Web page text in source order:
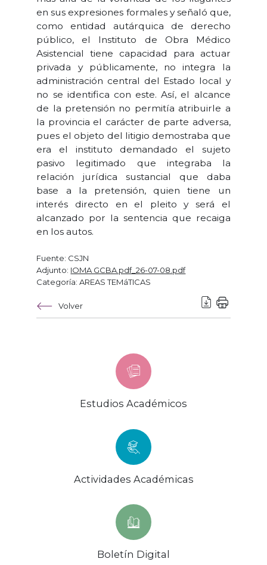
en sus expresiones formales y señaló que,
como entidad autárquica de derecho
público, el Instituto de Obra Médico
Asistencial tiene capacidad para actuar
privada y públicamente, no integra la
administración central del Estado local y
no se identifica con este. Así, el alcance
de la pretensión no permitía atribuirle a
la provincia el carácter de parte adversa,
pues el objeto del litigio demostraba que
era el instituto demandado el sujeto
pasivo legitimado que integraba la
relación jurídica sustancial que daba
base a la pretensión, quien tiene un
interés directo en el pleito y será el
alcanzado por la sentencia que recaiga
en los autos.
Fuente: CSJN
Adjunto: IOMA GCBA.pdf_26-07-08.pdf
Categoría: AREAS TEMáTICAS
Volver
Estudios Académicos
Actividades Académicas
Boletín Digital